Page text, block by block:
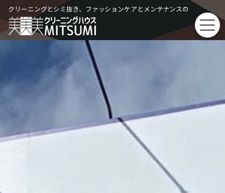
Skip
to
content
クリーニングとシミ抜き、ファッションケアとメンテナンスの